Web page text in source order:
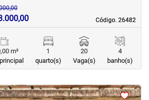
Código. 26482
Código. 26482
m²
1
quarto(s)
20
Vaga(s)
4
banho(s)